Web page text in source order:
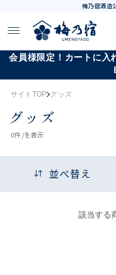
梅乃宿酒造
会員様限定！カートに入
サイトTOP グッズ
グッズ
0件 /を表示
並べ替え
該当する